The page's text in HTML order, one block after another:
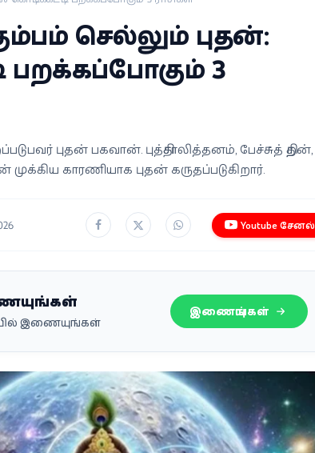
செல்லும் புதன்:
பறக்கப்போகும் 3
புதன் பகவான். புத்திசாலித்தனம், பேச்சுத் திறன்,
காரணியாக புதன் கருதப்படுகிறார்.
Youtube சேனல்
இணையுங்கள்
இணையுங்கள்